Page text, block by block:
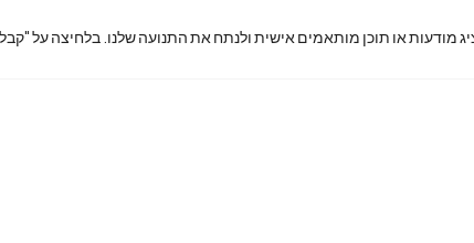
מודעות או תוכן מותאמים אישית ולנתח את התנועה שלנו. בלחיצה על